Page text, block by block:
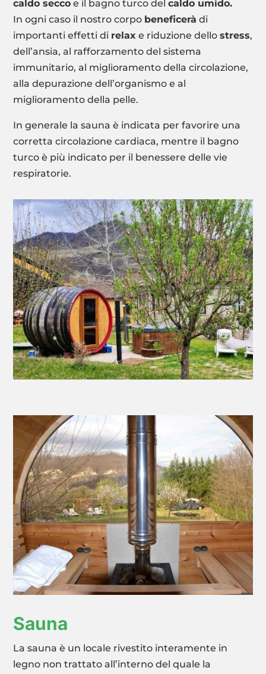
caldo secco e il bagno turco delcaldo umido.
In ogni caso il nostro corpo beneficerà di
importanti effetti di relax e riduzione dellostress,
dell’ansia, al rafforzamento del sistema
immunitario, al miglioramento della circolazione,
alla depurazione dell’organismo e al
miglioramento della pelle.
In generale la sauna è indicata per favorire una
corretta circolazione cardiaca, mentre il bagno
turco è più indicato per il benessere delle vie
respiratorie.
Sauna
La sauna è un locale rivestito interamente in
legno non trattato all’interno del quale la